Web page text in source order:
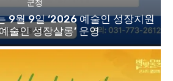
군정
9월 9일 ‘2026 예술인 성장지원
술인 성장살롱’ 운영